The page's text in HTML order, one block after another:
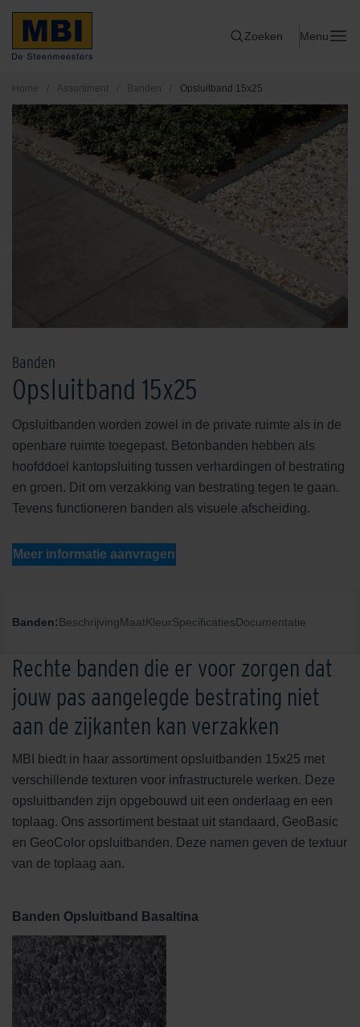
Zoeken Menu
Home / Assortiment / Banden / Opsluitband 15x25
Banden
Opsluitband 15x25
Opsluitbanden worden zowel in de private ruimte als in de
openbare ruimte toegepast. Betonbanden hebben als
hoofddoel kantopsluiting tussen verhardingen of bestrating
en groen. Dit om verzakking van bestrating tegen te gaan.
Tevens functioneren banden als visuele afscheiding.
Meer informatie aanvragen
Banden:BeschrijvingMaatKleurSpecificatiesDocumentatie
Rechte banden die er voor zorgen dat
jouw pas aangelegde bestrating niet
aan de zijkanten kan verzakken
MBI biedt in haar assortiment opsluitbanden 15x25 met
verschillende texturen voor infrastructurele werken. Deze
opsluitbanden zijn opgebouwd uit een onderlaag en een
toplaag. Ons assortiment bestaat uit standaard, GeoBasic
en GeoColor opsluitbanden. Deze namen geven de textuur
van de toplaag aan.
Banden Opsluitband Basaltina